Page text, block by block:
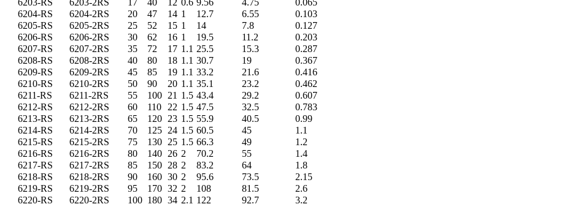
6204-RS 6204-2RS 20 47 14 1 12.7 6.55
0.103
6205-RS 6205-2RS 25 52 15 1 14 7.8
0.127
6206-RS 6206-2RS 30 62 16 1 19.5 11.2
0.203
6207-RS 6207-2RS 35 72 17 1.1 25.5 15.3
0.287
6208-RS 6208-2RS 40 80 18 1.1 30.7 19
0.367
6209-RS 6209-2RS 45 85 19 1.1 33.2 21.6
0.416
6210-RS 6210-2RS 50 90 20 1.1 35.1 23.2
0.462
6211-RS 6211-2RS 55 100 21 1.5 43.4 29.2
0.607
6212-RS 6212-2RS 60 110 22 1.5 47.5 32.5
0.783
6213-RS 6213-2RS 65 120 23 1.5 55.9 40.5
0.99
6214-RS 6214-2RS 70 125 24 1.5 60.5 45
1.1
6215-RS 6215-2RS 75 130 25 1.5 66.3 49
1.2
6216-RS 6216-2RS 80 140 26 2 70.2 55
1.4
6217-RS 6217-2RS 85 150 28 2 83.2 64
1.8
6218-RS 6218-2RS 90 160 30 2 95.6 73.5
2.15
6219-RS 6219-2RS 95 170 32 2 108 81.5
2.6
6220-RS 6220-2RS 100 180 34 2.1 122 92.7
3.2